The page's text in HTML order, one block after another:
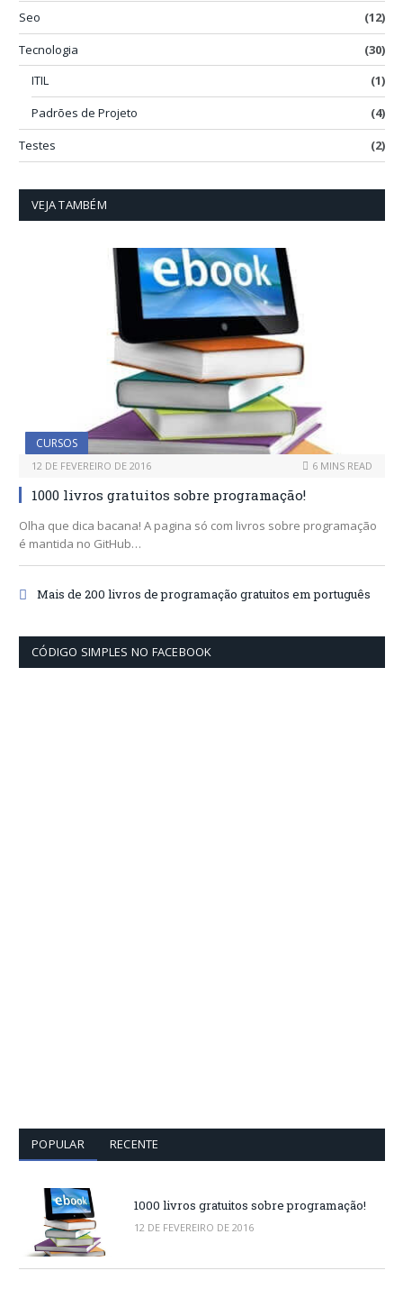
Seo
(12)
Tecnologia
(30)
ITIL
(1)
Padrões de Projeto
(4)
Testes
(2)
VEJA TAMBÉM
CURSOS
12 DE FEVEREIRO DE 2016 6 MINS READ
1000 livros gratuitos sobre programação!
Olha que dica bacana! A pagina só com livros sobre programação
é mantida no GitHub…
Mais de 200 livros de programação gratuitos em português
CÓDIGO SIMPLES NO FACEBOOK
POPULAR RECENTE
1000 livros gratuitos sobre programação!
12 DE FEVEREIRO DE 2016